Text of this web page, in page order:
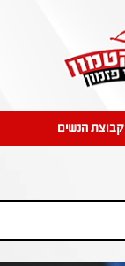
קבוצת הנשים